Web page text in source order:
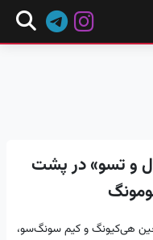
و تسو» در پشت
هی‌کیونگ و کیم سونگ‌سو،